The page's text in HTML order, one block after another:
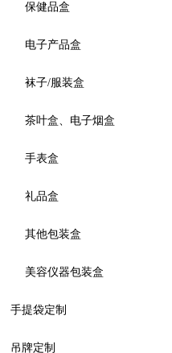
保健品盒
电子产品盒
袜子/服装盒
茶叶盒、电子烟盒
手表盒
礼品盒
其他包装盒
美容仪器包装盒
手提袋定制
吊牌定制